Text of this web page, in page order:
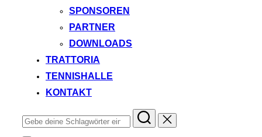
SPONSOREN
PARTNER
DOWNLOADS
TRATTORIA
TENNISHALLE
KONTAKT
Suchen
nach: